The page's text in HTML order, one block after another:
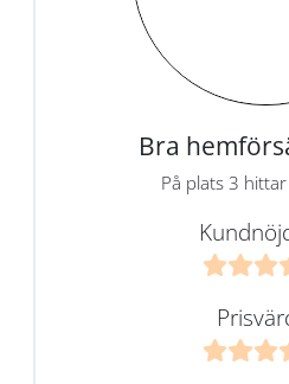
Bra
På plats 3 hittar